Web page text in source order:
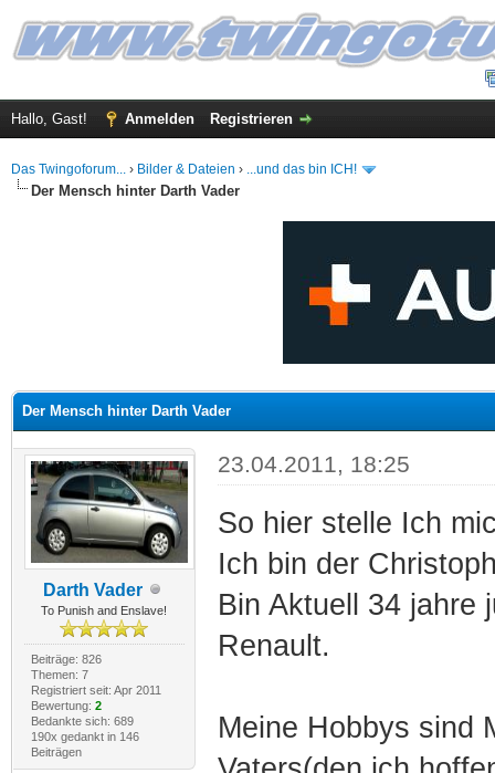
Hallo, Gast! Anmelden Registrieren
Das Twingoforum... › Bilder & Dateien › ...und das bin ICH!
Der Mensch hinter Darth Vader
Der Mensch hinter Darth Vader
Darth Vader
To Punish and Enslave!
Beiträge: 826
Themen: 7
Registriert seit: Apr 2011
Bewertung: 2
Bedankte sich: 689
190x gedankt in 146
Beiträgen
23.04.2011, 18:25
So hier stelle Ich
Ich bin der
Bin Aktuell 34 jahre
Renault.
Meine Hobbys sind